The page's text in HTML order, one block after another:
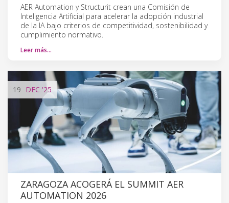
AER Automation y Structurit crean una Comisión de
Inteligencia Artificial para acelerar la adopción industrial
de la IA bajo criterios de competitividad, sostenibilidad y
cumplimiento normativo.
Leer más…
19 DEC '25
ZARAGOZA ACOGERÁ EL SUMMIT AER
AUTOMATION 2026